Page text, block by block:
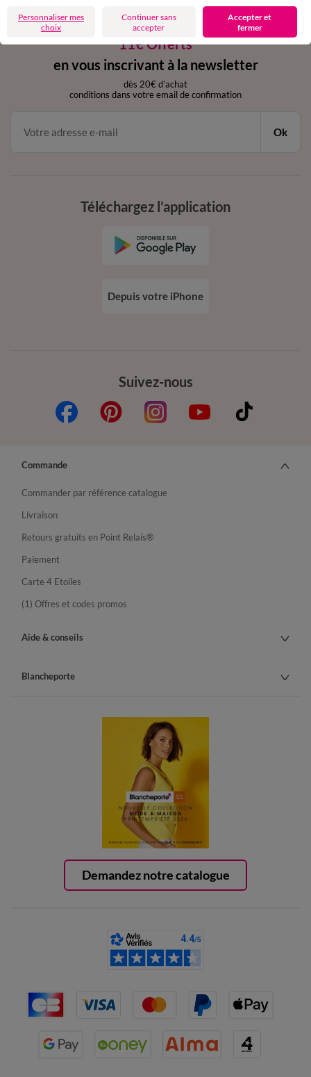
11€ Offerts
en vous inscrivant à la newsletter
dès 20€ d’achat
conditions dans votre email de confirmation
Ok
Suivez-nous
Téléchargez l’application
Depuis votre iPhone
Demandez notre catalogue
Commande
Commander par référence catalogue
Livraison
Retours gratuits en Point Relais®
Paiement
Carte 4 Etoiles
(1) Offres et codes promos
Aide & conseils
Blancheporte
Personnaliser mes
choix
Continuer sans
accepter
Accepter et
fermer